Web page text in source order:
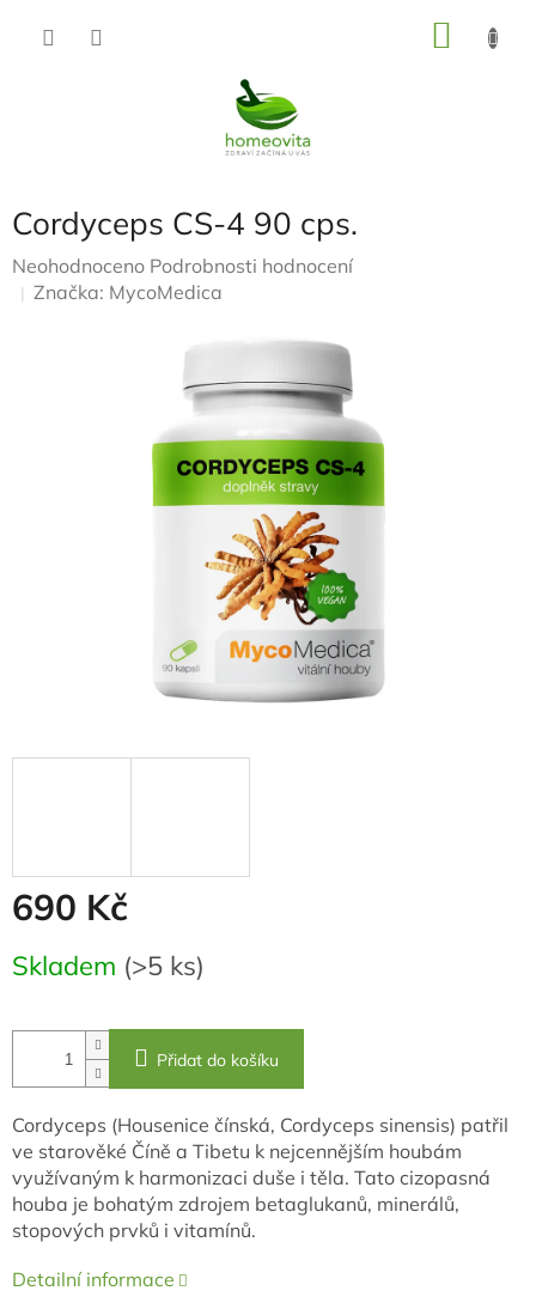
Cordyceps CS-4 90 cps.
Průměrné
hodnocení
Neohodnoceno Podrobnosti hodnocení
Značka: MycoMedica
690 Kč
Měrná
cena:
Skladem (>5 ks)
Přidat do košíku
Cordyceps (Housenice čínská, Cordyceps sinensis) patřil
ve starověké Číně a Tibetu k nejcennějším houbám
využívaným k harmonizaci duše i těla. Tato cizopasná
houba je bohatým zdrojem betaglukanů, minerálů,
stopových prvků i vitamínů.
Detailní informace